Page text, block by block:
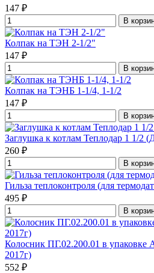
147 ₽
В
Колпак на ТЭН 2-1/2"
147 ₽
В
Колпак на ТЭНБ 1-1/4, 1-1/2
147 ₽
В
Заглушка к котлам Теплодар 1 1/2
260 ₽
В
Гильза теплоконтроля (для
495 ₽
В
Колосник ПГ.02.200.01 в упаковке
2017г)
552 ₽